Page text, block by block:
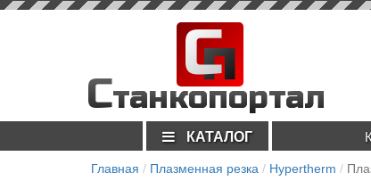
п
С
Станкопортал
КАТАЛОГ
Главная Плазменная резка Hypertherm